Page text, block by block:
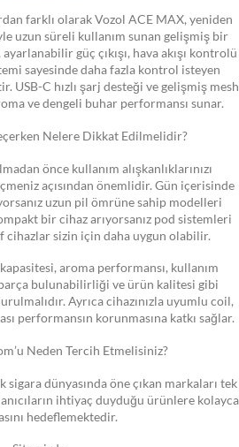
farklı olarak Vozol ACE MAX, yeniden
uzun süreli kullanım sunan gelişmiş bir
güç çıkışı, hava akışı kontrolü
sayesinde daha fazla kontrol isteyen
USB-C hızlı şarj desteği ve gelişmiş mesh
ve dengeli buhar performansı sunar.
Nelere Dikkat Edilmelidir?
önce kullanım alışkanlıklarınızı
açısından önemlidir. Gün içerisinde
uzun pil ömrüne sahip modelleri
bir cihaz arıyorsanız pod sistemleri
cihazlar sizin için daha uygun olabilir.
aroma performansı, kullanım
parça bulunabilirliği ve ürün kalitesi gibi
Ayrıca cihazınızla uyumlu coil,
performansın korunmasına katkı sağlar.
Neden Tercih Etmelisiniz?
dünyasında öne çıkan markaları tek
ihtiyaç duyduğu ürünlere kolayca
hedeflemektedir.